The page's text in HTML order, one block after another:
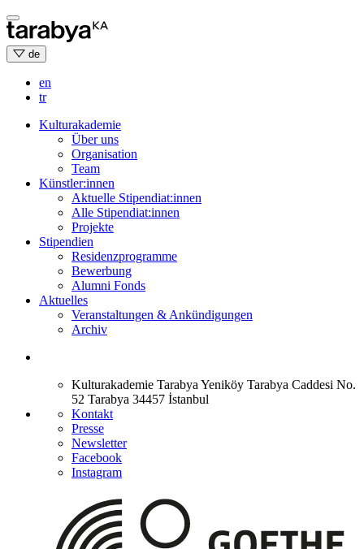
Skip
to
content
de
en
tr
Kulturakademie
Über uns
Organisation
Team
Künstler:innen
Aktuelle Stipendiat:innen
Alle Stipendiat:innen
Projekte
Stipendien
Residenzprogramme
Bewerbung
Alumni Fonds
Aktuelles
Veranstaltungen & Ankündigungen
Archiv
Kulturakademie Tarabya Yeniköy Tarabya Caddesi No.
52 Tarabya 34457 İstanbul
Kontakt
Presse
Newsletter
Facebook
Instagram